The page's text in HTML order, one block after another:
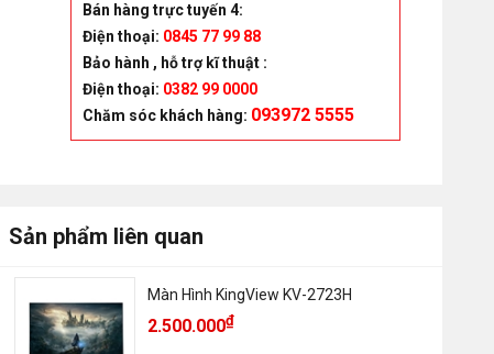
Bán hàng trực tuyến 4:
Điện thoại: 0845 77 99 88
Bảo hành , hỗ trợ kĩ thuật :
Điện thoại: 0382 99 0000
Chăm sóc khách hàng: 093972 5555
Sản phẩm liên quan
Màn Hình KingView KV-2723H
2.500.000₫